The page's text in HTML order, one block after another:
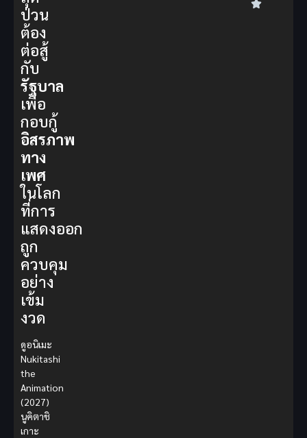
ป่วน
ต้อง
ต่อสู้
กับ
รัฐบาล
เพื่อ
กอบกู้
อิสรภาพ
ทาง
เพศ
ในโลก
ที่การ
แสดงออก
ถูก
ควบคุม
อย่าง
เข้ม
งวด
ดูอนิเมะ
Nukitashi
the
Animation
(2027)
นูคิตาชิ
เกาะ